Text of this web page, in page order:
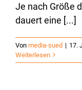
Je nach Größe
dauert eine [...]
Von media-sued | 17.
Weiterlesen